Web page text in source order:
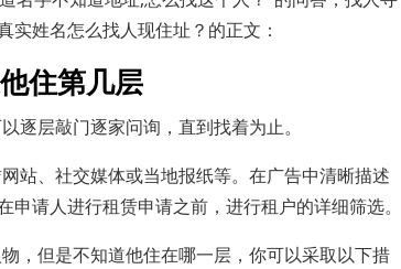
实姓名怎么找人现住址？的正文：
住第几层
逐层敲门逐家问询，直到找着为止。
站、社交媒体或当地报纸等。在广告中清晰描述
请人进行租赁申请之前，进行租户的详细筛选。
，但是不知道他住在哪一层，你可以采取以下措